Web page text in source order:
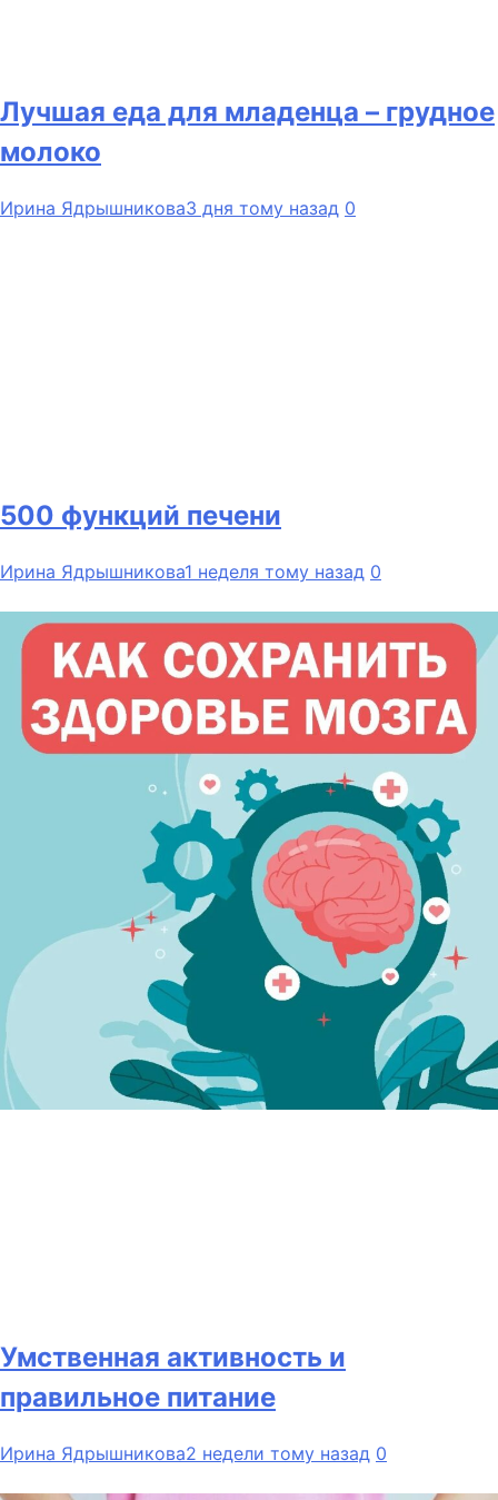
Лучшая еда для младенца – грудное
молоко
Ирина Ядрышникова3 дня тому назад 0
500 функций печени
Ирина Ядрышникова1 неделя тому назад 0
Умственная активность и
правильное питание
Ирина Ядрышникова2 недели тому назад 0